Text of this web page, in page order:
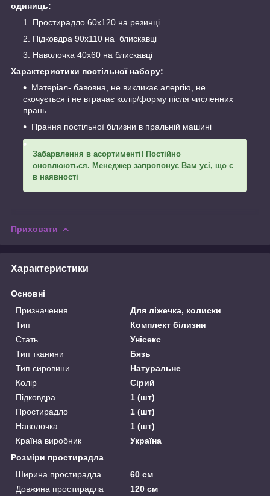
одиниць:
Простирадло 60х120 на резинці
Підковдра 90х110 на блискавці
Наволочка 40х60 на блискавці
Характеристики постільної набору:
Матеріал- бавовна, не викликає алергію, не
скочується і не втрачає колір/форму після численних
прань
Прання постільної білизни в пральній машині
Забарвлення в асортименті! Постійно
оновлюються. Менеджер запропонує Вам усі, що є
в наявності
Приховати
Характеристики
Основні
Призначення
Для ліжечка, колиски
Тип
Комплект білизни
Стать
Унісекс
Тип тканини
Бязь
Тип сировини
Натуральне
Колір
Сірий
Підковдра
1 (шт)
Простирадло
1 (шт)
Наволочка
1 (шт)
Країна виробник
Україна
Розміри простирадла
Ширина простирадла
60 см
Довжина простирадла
120 см